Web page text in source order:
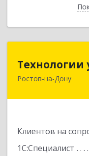
Технологии
Ростов-на-Дону
Клиентов на
1С:Специалист
344064,